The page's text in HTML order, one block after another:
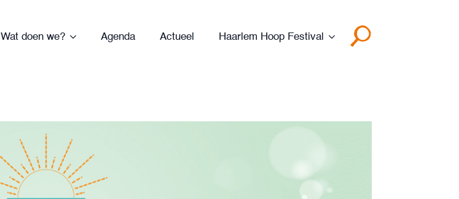
Wat doen we? Agenda Actueel Haarlem Hoop Festival